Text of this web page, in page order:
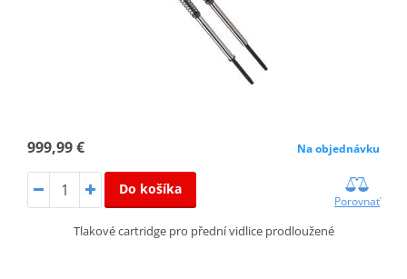
999,99 € Na objednávku
Do košíka
Porovnať
Tlakové cartridge pro přední vidlice prodloužené